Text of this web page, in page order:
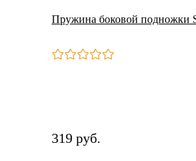
Пружина боковой подножки
319 руб.